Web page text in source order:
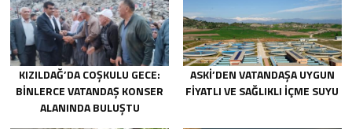
KIZILDAĞ’DA COŞKULU GECE:
BINLERCE VATANDAŞ KONSER
ALANINDA BULUŞTU
ASKİ’DEN VATANDAŞA UYGUN
FIYATLI VE SAĞLIKLI IÇME SUYU